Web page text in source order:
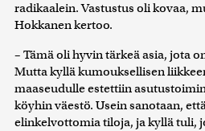
radikaalein. Vastustus oli kovaa,
Hokkanen kertoo.
– Tämä oli hyvin tärkeä asia, jota
Mutta kyllä kumouksellisen
maaseudulle estettiin
köyhin väestö. Usein sanotaan,
elinkelvottomia tiloja, ja kyllä tuli,